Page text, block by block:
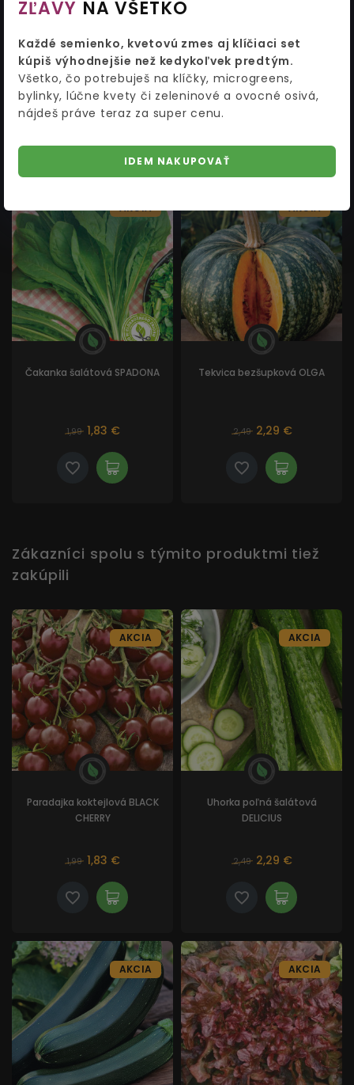
Čakanka šalátová VARIEGATA
DI CASTELFRANCO
1,99 1,83 €
Tekvica muškátová
BUTTERNUT
2,49 2,29 €
Čakanka šalátová SPADONA
1,99 1,83 €
AKCIA
Tekvica bezšupková OLGA
2,49 2,29 €
AKCIA
Zákazníci spolu s týmito produktmi tiež
zakúpili
Paradajka koktejlová BLACK
CHERRY
1,99 1,83 €
AKCIA
Uhorka poľná šalátová
DELICIUS
2,49 2,29 €
AKCIA
AKCIA AKCIA
ZĽAVY NA VŠETKO
Každé semienko, kvetovú zmes aj klíčiaci set
kúpiš výhodnejšie než kedykoľvek predtým.
Všetko, čo potrebuješ na klíčky, microgreens,
bylinky, lúčne kvety či zeleninové a ovocné osivá,
nájdeš práve teraz za super cenu.
IDEM NAKUPOVAŤ